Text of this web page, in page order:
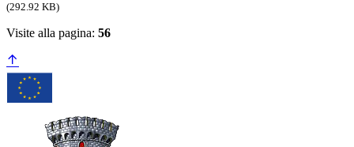
(292.92 KB)
Visite alla pagina: 56